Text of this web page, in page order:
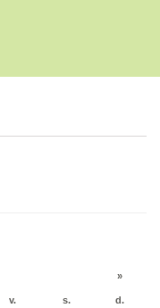
»
v. s. d.